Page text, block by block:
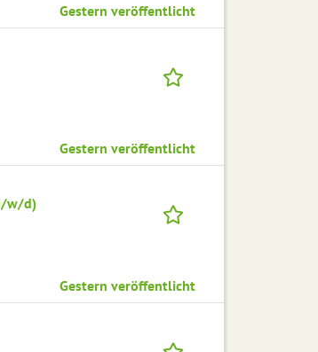
Gestern veröffentlicht
Gestern veröffentlicht
w/d)
Gestern veröffentlicht